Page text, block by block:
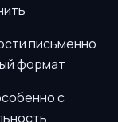
письменно
формат
с